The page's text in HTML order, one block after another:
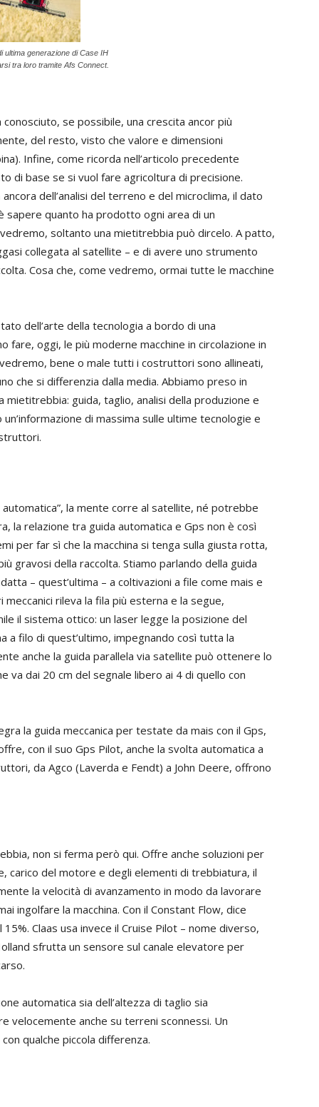
ultima generazione di Case IH
tra loro tramite Afs Connect.
se possibile, una crescita ancor più
del resto, visto che valore e dimensioni
Infine, come ricorda nell’articolo precedente
di base se si vuol fare agricoltura di precisione.
dell’analisi del terreno e del microclima, il dato
sapere quanto ha prodotto ogni area di un
soltanto una mietitrebbia può dircelo. A patto,
collegata al satellite – e di avere uno strumento
Cosa che, come vedremo, ormai tutte le macchine
dell’arte della tecnologia a bordo di una
oggi, le più moderne macchine in circolazione in
bene o male tutti i costruttori sono allineati,
che si differenzia dalla media. Abbiamo preso in
guida, taglio, analisi della produzione e
di massima sulle ultime tecnologie e
la mente corre al satellite, né potrebbe
la relazione tra guida automatica e Gps non è così
per far sì che la macchina si tenga sulla giusta rotta,
gravosi della raccolta. Stiamo parlando della guida
– quest’ultima – a coltivazioni a file come mais e
rileva la fila più esterna e la segue,
il sistema ottico: un laser legge la posizione del
a filo di quest’ultimo, impegnando così tutta la
anche la guida parallela via satellite può ottenere lo
va dai 20 cm del segnale libero ai 4 di quello con
la guida meccanica per testate da mais con il Gps,
con il suo Gps Pilot, anche la svolta automatica a
da Agco (Laverda e Fendt) a John Deere, offrono
non si ferma però qui. Offre anche soluzioni per
carico del motore e degli elementi di trebbiatura, il
la velocità di avanzamento in modo da lavorare
ingolfare la macchina. Con il Constant Flow, dice
Claas usa invece il Cruise Pilot – nome diverso,
sfrutta un sensore sul canale elevatore per
automatica sia dell’altezza di taglio sia
velocemente anche su terreni sconnessi. Un
qualche piccola differenza.